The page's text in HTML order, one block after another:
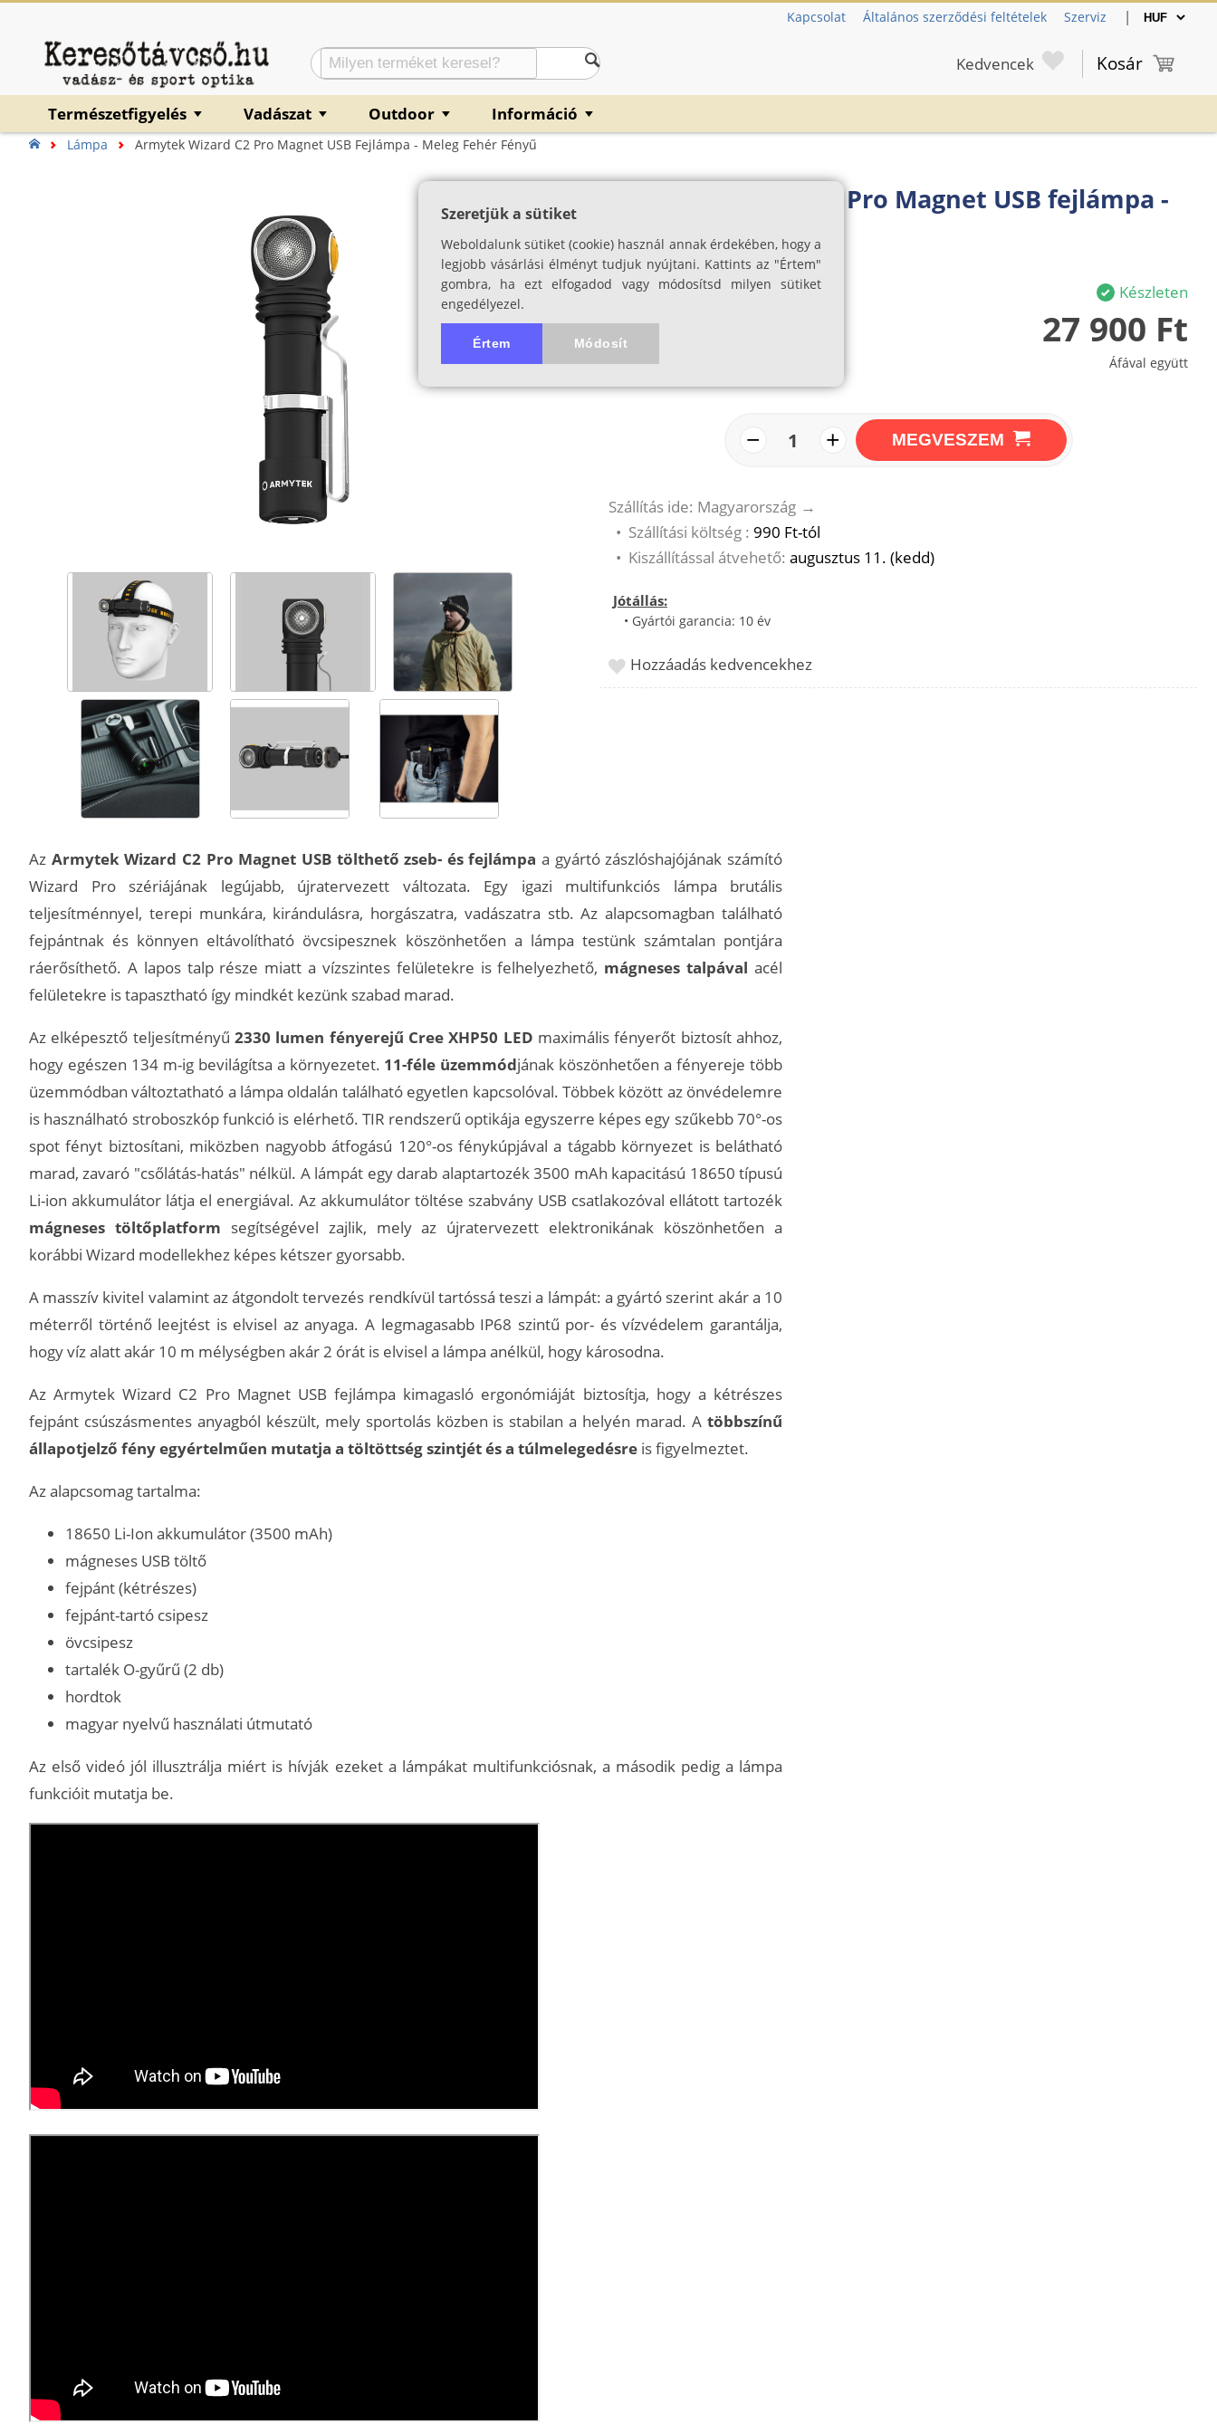
Kapcsolat Általános szerződési feltételek Szerviz |
Kedvencek Kosár
Természetfigyelés ▼ Vadászat ▼ Outdoor ▼ Információ ▼
Lámpa Armytek Wizard C2 Pro Magnet USB Fejlámpa - Meleg Fehér Fényű
Armytek Wizard C2 Pro Magnet USB fejlámpa -
SKU: 03458
Készleten
27 900 Ft
Áfával együtt
− 1 + MEGVESZEM
Szállítás ide: Magyarország →
• Szállítási költség : 990 Ft-tól
• Kiszállítással átvehető: augusztus 11. (kedd)
Jótállás:
• Gyártói garancia: 10 év
Hozzáadás kedvencekhez
Az Armytek Wizard C2 Pro Magnet USB tölthető zseb- és fejlámpa a gyártó zászlóshajójának számító
Wizard Pro szériájának legújabb, újratervezett változata. Egy igazi multifunkciós lámpa brutális
teljesítménnyel, terepi munkára, kirándulásra, horgászatra, vadászatra stb. Az alapcsomagban található
fejpántnak és könnyen eltávolítható övcsipesznek köszönhetően a lámpa testünk számtalan pontjára
ráerősíthető. A lapos talp része miatt a vízszintes felületekre is felhelyezhető, mágneses talpával acél
felületekre is tapasztható így mindkét kezünk szabad marad.
Az elképesztő teljesítményű 2330 lumen fényerejű Cree XHP50 LED maximális fényerőt biztosít ahhoz,
hogy egészen 134 m-ig bevilágítsa a környezetet. 11-féle üzemmódjának köszönhetően a fényereje több
üzemmódban változtatható a lámpa oldalán található egyetlen kapcsolóval. Többek között az önvédelemre
is használható stroboszkóp funkció is elérhető. TIR rendszerű optikája egyszerre képes egy szűkebb 70°-os
spot fényt biztosítani, miközben nagyobb átfogású 120°-os fénykúpjával a tágabb környezet is belátható
marad, zavaró "csőlátás-hatás" nélkül. A lámpát egy darab alaptartozék 3500 mAh kapacitású 18650 típusú
Li-ion akkumulátor látja el energiával. Az akkumulátor töltése szabvány USB csatlakozóval ellátott tartozék
mágneses töltőplatform segítségével zajlik, mely az újratervezett elektronikának köszönhetően a
korábbi Wizard modellekhez képes kétszer gyorsabb.
A masszív kivitel valamint az átgondolt tervezés rendkívül tartóssá teszi a lámpát: a gyártó szerint akár a 10
méterről történő leejtést is elvisel az anyaga. A legmagasabb IP68 szintű por- és vízvédelem garantálja,
hogy víz alatt akár 10 m mélységben akár 2 órát is elvisel a lámpa anélkül, hogy károsodna.
Az Armytek Wizard C2 Pro Magnet USB fejlámpa kimagasló ergonómiáját biztosítja, hogy a kétrészes
fejpánt csúszásmentes anyagból készült, mely sportolás közben is stabilan a helyén marad. A többszínű
állapotjelző fény egyértelműen mutatja a töltöttség szintjét és a túlmelegedésre is figyelmeztet.
Az alapcsomag tartalma:
18650 Li-Ion akkumulátor (3500 mAh)
mágneses USB töltő
fejpánt (kétrészes)
fejpánt-tartó csipesz
övcsipesz
tartalék O-gyűrű (2 db)
hordtok
magyar nyelvű használati útmutató
Az első videó jól illusztrálja miért is hívják ezeket a lámpákat multifunkciósnak, a második pedig a lámpa
funkcióit mutatja be.
Szeretjük a sütiket
Weboldalunk sütiket (cookie) használ annak érdekében, hogy a
legjobb vásárlási élményt tudjuk nyújtani. Kattints az "Értem"
gombra, ha ezt elfogadod vagy módosítsd milyen sütiket
engedélyezel.
Értem Módosít